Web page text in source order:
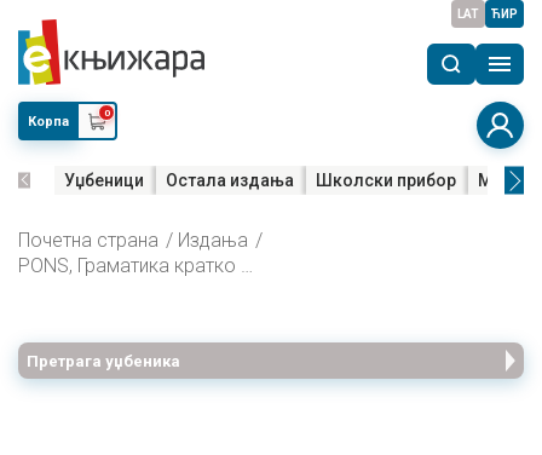
LAT ЋИР
Корпа
0
Уџбеници Остала издања Школски прибор Мала
Почетна страна
Издања
PONS, Граматика кратко & јасно за учење италијанског језика
Претрага уџбеника